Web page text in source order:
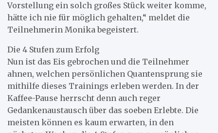
Vorstellung ein solch großes Stück weiter komme,
hätte ich nie für möglich gehalten,“ meldet die
Teilnehmerin Monika begeistert.
Die 4 Stufen zum Erfolg
Nun ist das Eis gebrochen und die Teilnehmer
ahnen, welchen persönlichen Quantensprung sie
mithilfe dieses Trainings erleben werden. In der
Kaffee-Pause herrscht denn auch reger
Gedankenaustausch über das soeben Erlebte. Die
meisten können es kaum erwarten, in den